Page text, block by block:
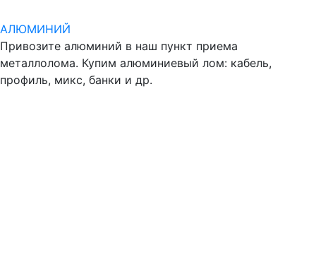
АЛЮМИНИЙ
Привозите алюминий в наш пункт приема
металлолома. Купим алюминиевый лом: кабель,
профиль, микс, банки и др.